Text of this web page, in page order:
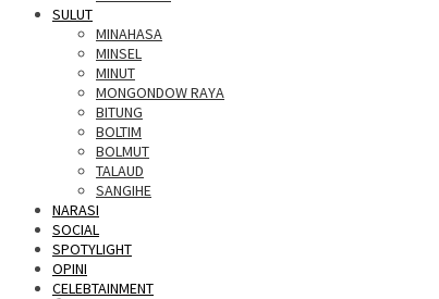
SULUT
MINAHASA
MINSEL
MINUT
MONGONDOW RAYA
BITUNG
BOLTIM
BOLMUT
TALAUD
SANGIHE
NARASI
SOCIAL
SPOTYLIGHT
OPINI
CELEBTAINMENT